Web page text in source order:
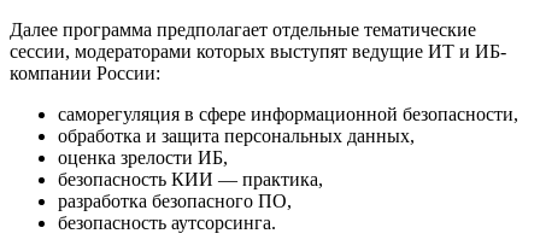
Далее программа предполагает отдельные тематические
сессии, модераторами которых выступят ведущие ИТ и ИБ-
компании России:
саморегуляция в сфере информационной безопасности,
обработка и защита персональных данных,
оценка зрелости ИБ,
безопасность КИИ — практика,
разработка безопасного ПО,
безопасность аутсорсинга.